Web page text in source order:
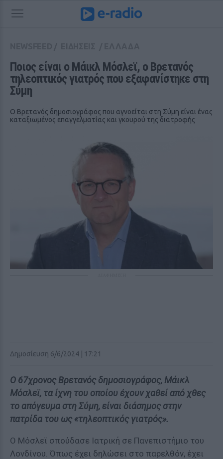
Ποιος είναι ο Μάικλ Μόσλεϊ, ο Βρετανός
τηλεοπτικός γιατρός που εξαφανίστηκε στη
Σύμη
Ο Βρετανός δημοσιογράφος που αγνοείται στη Σύμη είναι ένας
καταξιωμένος επαγγελματίας και γκουρού της διατροφής
Δημοσίευση 6/6/2024 | 17:21
Ο 67χρονος Βρετανός δημοσιογράφος, Μάικλ
Μόσλεϊ, τα ίχνη του οποίου έχουν χαθεί από χθες
το απόγευμα στη Σύμη, είναι διάσημος στην
πατρίδα του ως «τηλεοπτικός γιατρός».
Ο Μόσλεϊ σπούδασε Ιατρική σε Πανεπιστήμιο του
Λονδίνου. Όπως έχει δηλώσει στο παρελθόν, έχει